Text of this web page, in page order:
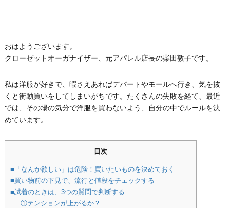
おはようございます。
クローゼットオーガナイザー、元アパレル店長の柴田敦子です。
私は洋服が好きで、暇さえあればデパートやモールへ行き、気を抜
くと衝動買いをしてしまいがちです。たくさんの失敗を経て、最近
では、その場の気分で洋服を買わないよう、自分の中でルールを決
めています。
目次
■「なんか欲しい」は危険！買いたいものを決めておく
■買い物前の下見で、流行と値段をチェックする
■試着のときは、3つの質問で判断する
①テンションが上がるか？